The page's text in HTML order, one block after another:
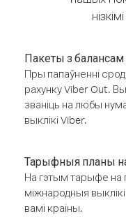
Пакеты з балансам
Пры папаўненні
рахунку Viber Out.
званіць на любы
выклікі Viber.
Тарыфныя планы
На гэтым тарыфе на
міжнародныя
вамі краіны.